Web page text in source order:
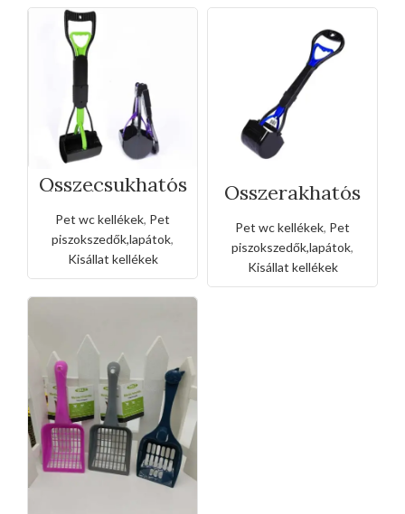
Összecsukhatós
kisállat piszok
felszedő
Pet wc kellékek, Pet
piszokszedők,lapátok,
Kisállat kellékek
Összerakhatós
kisállat piszok
felszedő
Pet wc kellékek, Pet
piszokszedők,lapátok,
Kisállat kellékek